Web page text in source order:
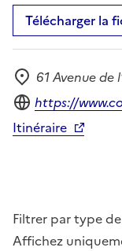
Télécharger la
Adresse
61 Avenue de
Site internet
https://
Itinéraire
Filtrer par type
Affichez